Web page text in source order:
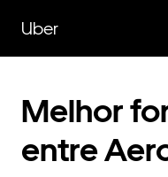
para
conteúdo
Uber
Melhor
entre